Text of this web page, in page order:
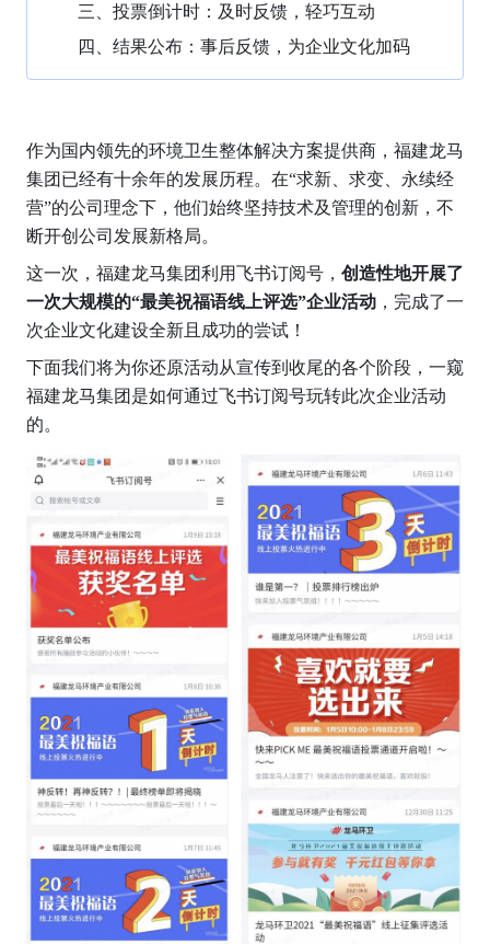
三、投票倒计时：及时反馈，轻巧互动
四、结果公布：事后反馈，为企业文化加码
作为国内领先的环境卫生整体解决方案提供商，福建龙马
集团已经有十余年的发展历程。在“求新、求变、永续经
营”的公司理念下，他们始终坚持技术及管理的创新，不
断开创公司发展新格局。
这一次，福建龙马集团利用飞书订阅号， 创造性地开展了
一次大规模的“最美祝福语线上评选”企业活动，完成了一
次企业文化建设全新且成功的尝试！
下面我们将为你还原活动从宣传到收尾的各个阶段，一窥
福建龙马集团是如何通过飞书订阅号玩转此次企业活动
的。